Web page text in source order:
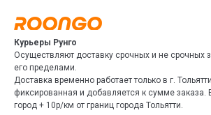
Курьеры Рунго
Осуществляют доставку срочных и не срочных
его пределами.
Доставка временно работает только в г.
фиксированная и добавляется к сумме заказа.
город + 10р/км от границ города Тольятти.